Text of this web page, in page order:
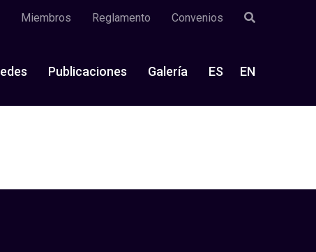
Miembros Reglamento Convenios
Publicaciones Galería ES EN